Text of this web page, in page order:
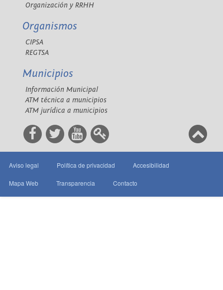
Organización y RRHH
Organismos
CIPSA
REGTSA
Municipios
Información Municipal
ATM técnica a municipios
ATM jurídica a municipios
Aviso legal Política de privacidad Accesibilidad
Mapa Web Transparencia Contacto